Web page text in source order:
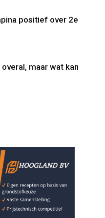
positief over 2e
maar wat kan